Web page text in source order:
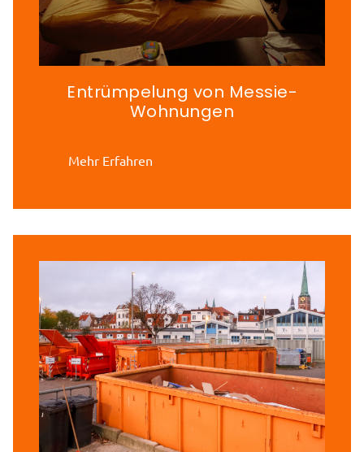
Entrümpelung von Messie-
Wohnungen
Mehr Erfahren